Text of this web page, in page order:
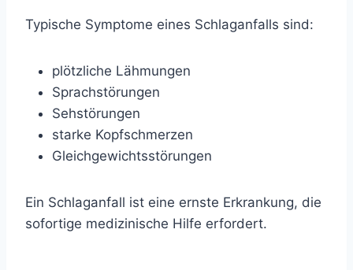
Typische Symptome eines Schlaganfalls sind:
plötzliche Lähmungen
Sprachstörungen
Sehstörungen
starke Kopfschmerzen
Gleichgewichtsstörungen
Ein Schlaganfall ist eine ernste Erkrankung, die
sofortige medizinische Hilfe erfordert.